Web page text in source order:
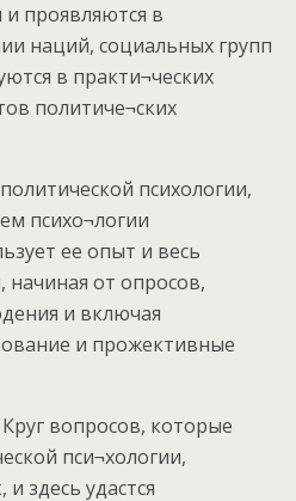
проявляются в
наций, социальных групп
в практи¬ческих
политиче¬ских
психологии,
психо¬логии
ее опыт и весь
начиная от опросов,
и включая
и прожективные
вопросов, которые
пси¬хологии,
здесь удастся